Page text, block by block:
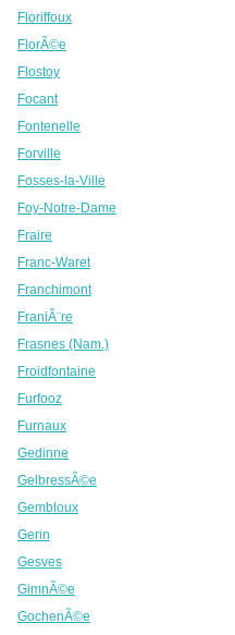
Floriffoux
FlorÃ©e
Flostoy
Focant
Fontenelle
Forville
Fosses-la-Ville
Foy-Notre-Dame
Fraire
Franc-Waret
Franchimont
FraniÃ¨re
Frasnes (Nam.)
Froidfontaine
Furfooz
Furnaux
Gedinne
GelbressÃ©e
Gembloux
Gerin
Gesves
GimnÃ©e
GochenÃ©e